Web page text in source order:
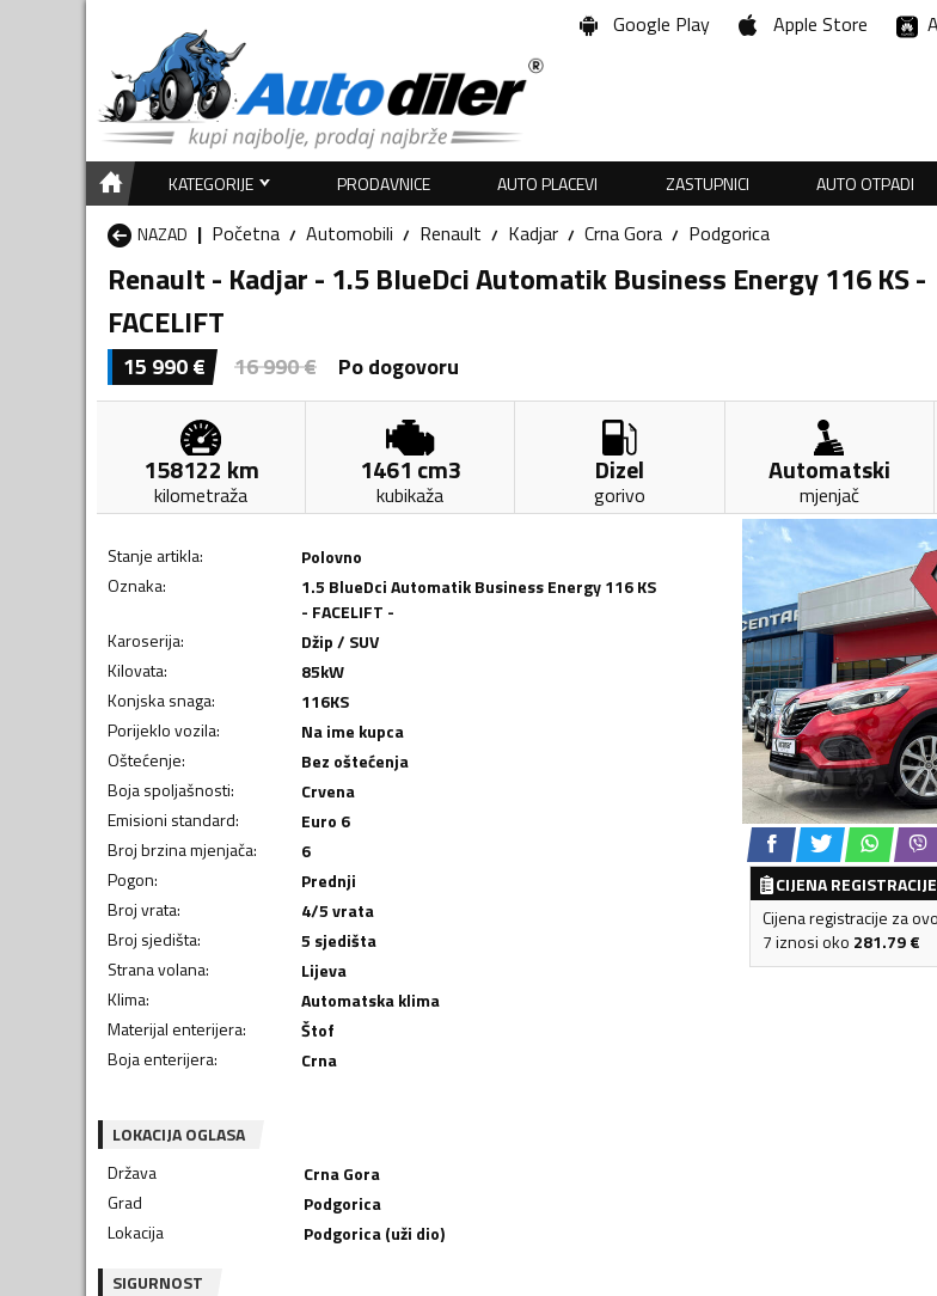
Google Play Apple Store
KATEGORIJE PRODAVNICE AUTO PLACEVI ZASTUPNICI AUTO OTPADI
NAZAD
Početna Automobili Renault Kadjar Crna Gora Podgorica
Renault - Kadjar - 1.5 BlueDci Automatik Business Energy 116 KS -
FACELIFT
15 990€ 16 990€ Po dogovoru
158122 km
kilometraža
1461 cm3
kubikaža
Dizel
gorivo
Automatski
mjenjač
Stanje artikla:
Polovno
Oznaka:
1.5 BlueDci Automatik Business Energy 116 KS
- FACELIFT -
Karoserija:
Džip / SUV
Kilovata: 85kW
Konjska snaga: 116KS
Porijeklo vozila:
Na ime kupca
Oštećenje:
Bez oštećenja
Boja spoljašnosti:
Crvena
Emisioni standard:
Euro 6
Broj brzina mjenjača:
6
Pogon:
Prednji
Broj vrata:
4/5 vrata
Broj sjedišta:
5 sjedišta
Strana volana:
Lijeva
Klima:
Automatska klima
Materijal enterijera:
Štof
Boja enterijera: Crna
CIJENA REGISTRACIJE
Cijena registracije za
7 iznosi oko 281.79€
LOKACIJA OGLASA
Država
Crna Gora
Grad
Podgorica
Lokacija
Podgorica (uži dio)
SIGURNOST